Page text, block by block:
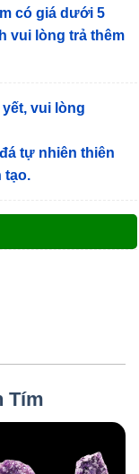
có giá dưới 5
vui lòng trả thêm
vui lòng
tự nhiên thiên
tạo.
Tím